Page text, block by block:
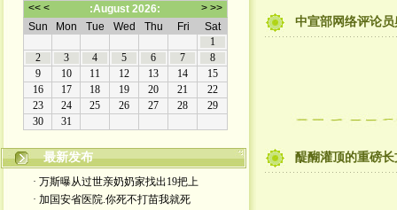
最新发布
· 万斯曝从过世亲奶奶家找出19把上
· 加国安省医院.你死不打苗我就死
中宣部网络评论
醍醐灌顶的重磅